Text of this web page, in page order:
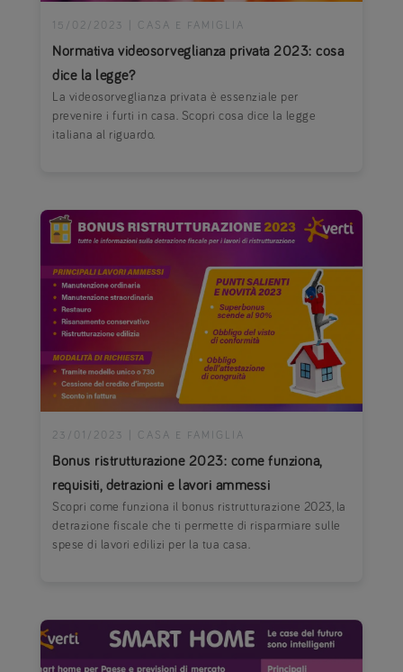
Normativa videosorveglianza privata 2023: cosa
dice la legge?
15/02/2023 CASA E FAMIGLIA
La videosorveglianza privata è essenziale per
prevenire i furti in casa. Scopri cosa dice la legge
italiana al riguardo.
Bonus ristrutturazione 2023: come funziona,
requisiti, detrazioni e lavori ammessi
23/01/2023 CASA E FAMIGLIA
Scopri come funziona il bonus ristrutturazione 2023, la
detrazione fiscale che ti permette di risparmiare sulle
spese di lavori edilizi per la tua casa.